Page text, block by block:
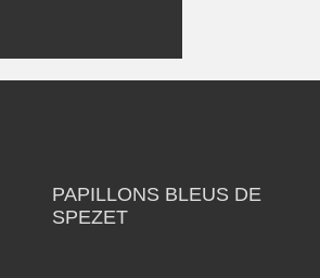
PAPILLONS BLEUS DE
SPEZET